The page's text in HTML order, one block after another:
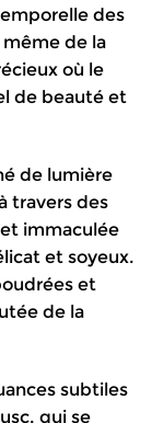
des
même de la
où le
de beauté et
de lumière
travers des
immaculée
et soyeux.
et
de la
subtiles
qui se